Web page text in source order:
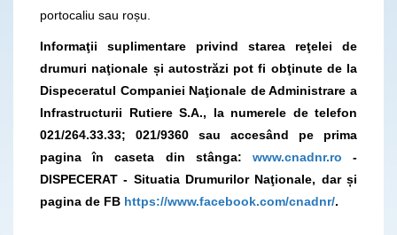
portocaliu sau roșu.
Informaţii suplimentare privind starea reţelei de
drumuri naţionale și autostrăzi pot fi obţinute de la
Dispeceratul Companiei Naţionale de Administrare a
Infrastructurii Rutiere S.A., la numerele de telefon
021/264.33.33; 021/9360 sau accesând pe prima
pagina în caseta din stânga: www.cnadnr.ro -
DISPECERAT - Situatia Drumurilor Naţionale, dar și
pagina de FB https://www.facebook.com/cnadnr/.